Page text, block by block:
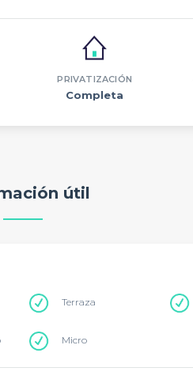
PRIVATIZACIÓN
Completa
útil
Terraza
Micro